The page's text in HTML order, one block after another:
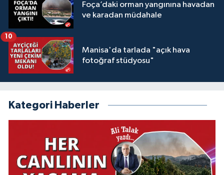
Foça’daki orman yangınına havadan
ve karadan müdahale
Manisa'da tarlada "açık hava
fotoğraf stüdyosu"
10
Kategori Haberler